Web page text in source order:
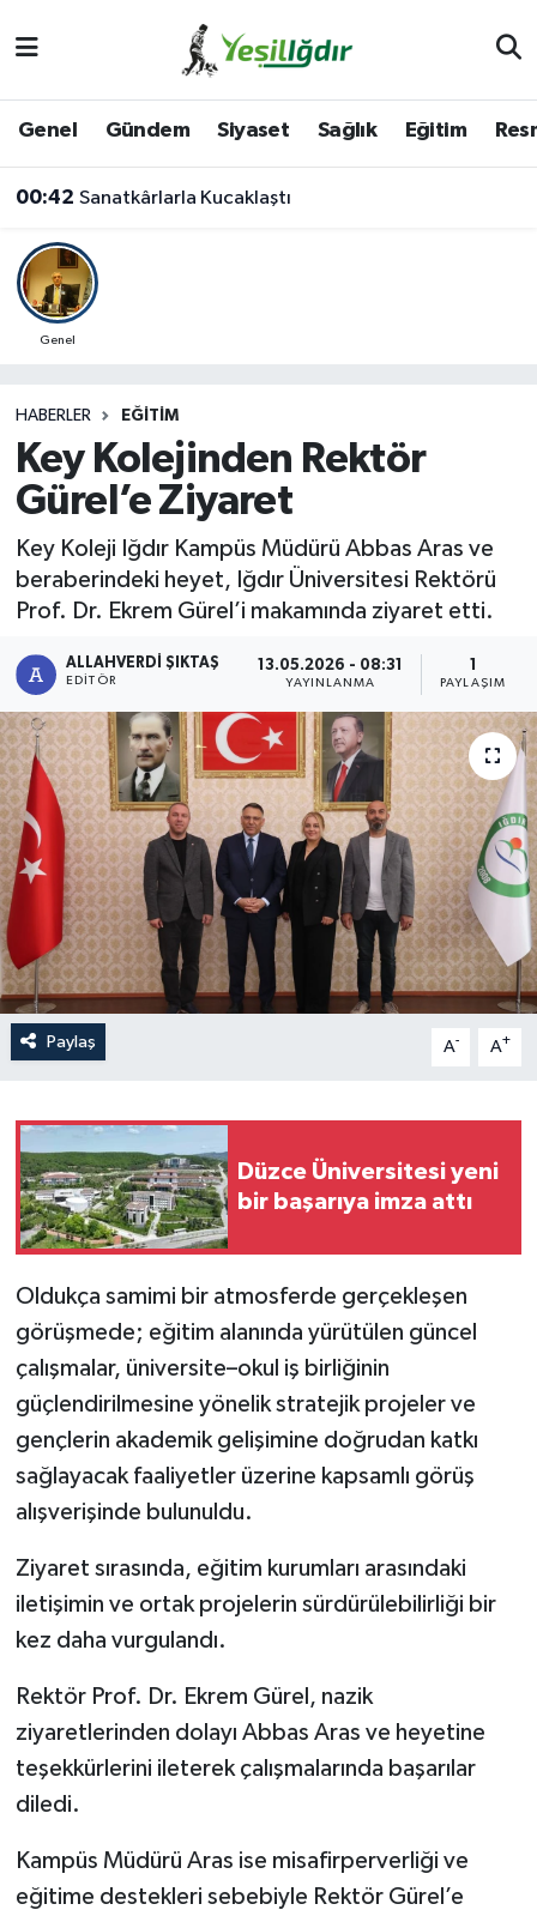
Genel Gündem Siyaset Sağlık Eğitim
00:42 Sanatkârlarla Kucaklaştı
Genel
HABERLER EĞITIM
Key Kolejinden Rektör
Gürel’e Ziyaret
Key Koleji Iğdır Kampüs Müdürü Abbas Aras ve
beraberindeki heyet, Iğdır Üniversitesi Rektörü
Prof. Dr. Ekrem Gürel’i makamında ziyaret etti.
ALLAHVERDI ŞIKTAŞ
EDITÖR
13.05.2026 - 08:31
YAYINLANMA
1
PAYLAŞIM
Paylaş A- A+
Düzce Üniversitesi yeni
bir başarıya imza attı
Oldukça samimi bir atmosferde gerçekleşen
görüşmede; eğitim alanında yürütülen güncel
çalışmalar, üniversite–okul iş birliğinin
güçlendirilmesine yönelik stratejik projeler ve
gençlerin akademik gelişimine doğrudan katkı
sağlayacak faaliyetler üzerine kapsamlı görüş
alışverişinde bulunuldu.
Ziyaret sırasında, eğitim kurumları arasındaki
iletişimin ve ortak projelerin sürdürülebilirliği bir
kez daha vurgulandı.
Rektör Prof. Dr. Ekrem Gürel, nazik
ziyaretlerinden dolayı Abbas Aras ve heyetine
teşekkürlerini ileterek çalışmalarında başarılar
diledi.
Kampüs Müdürü Aras ise misafirperverliği ve
eğitime destekleri sebebiyle Rektör Gürel’e
Iğdır Trafik Yoğunluk Haritası
Süper Lig Puan Durumu ve Fikstür
Son Dakika Haberleri
Haber Arşivi